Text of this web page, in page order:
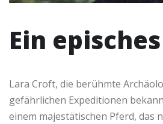
Ein
Lara Croft, die berühmte
gefährlichen Expeditionen
einem majestätischen Pferd,